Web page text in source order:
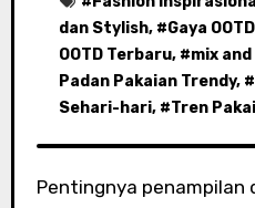
dan Stylish, #Gaya
OOTD Terbaru, #mix
Padan Pakaian Trendy, #
Sehari-hari, #Tren
Pentingnya penampilan dalam kehidupan